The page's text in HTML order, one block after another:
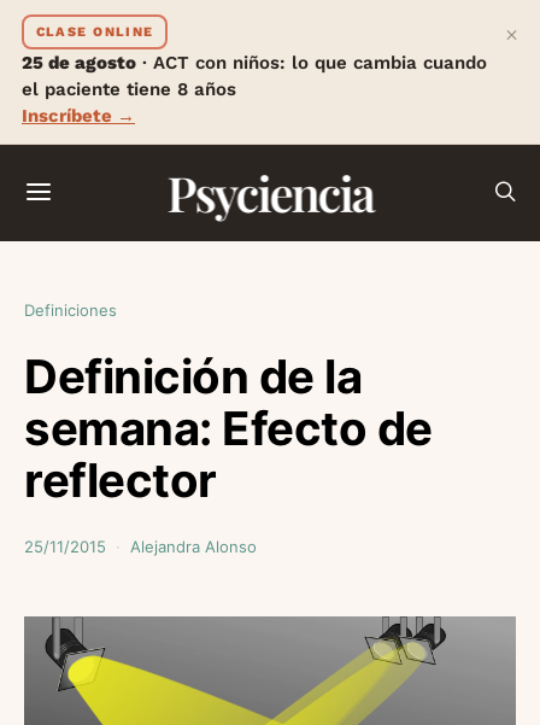
CLASE ONLINE
25 de agosto · ACT con niños: lo que cambia cuando
el paciente tiene 8 años
Inscríbete →
×
Psyciencia
Definiciones
Definición de la
semana: Efecto de
reflector
25/11/2015 Alejandra Alonso